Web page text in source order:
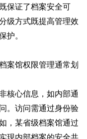
保证了档案安全可
级方式既提高管理效
护。
案馆权限管理通常划
核心信息，如内部通
。访问需通过身份验
，某省级档案馆通过
现内部档案的安全共